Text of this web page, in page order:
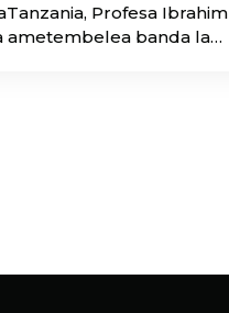
Profesa Ibrahim
ametembelea banda la